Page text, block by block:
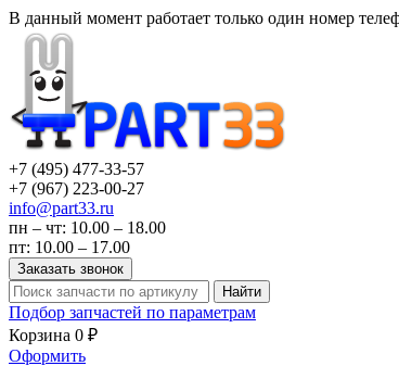
В данный момент работает только один номер
+7 (495) 477-33-57
+7 (967) 223-00-27
info@part33.ru
пн – чт: 10.00 – 18.00
пт: 10.00 – 17.00
Заказать звонок
Найти
Подбор запчастей по параметрам
Корзина 0 ₽
Оформить